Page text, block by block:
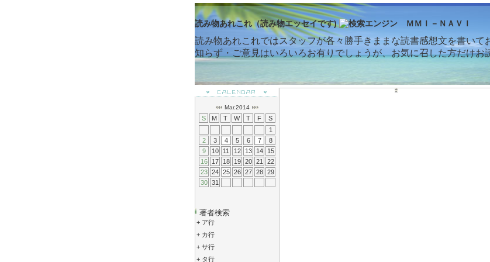
読み物あれこれ（読み物エッセイです)
読み物あれこれではスタッフが各々勝手きままな読書感想文を書いて
知らず・ご意見はいろいろお有りでしょうが、お気に召した方だけお
Mar.2014
S M T W T F
S
1
2
3 4 5 6 7
8
9
10 11 12 13 14
15
16
17 18 19 20 21
22
23
24 25 26 27 28
29
30
31
著者検索
+ ア行
+ カ行
+ サ行
+ タ行